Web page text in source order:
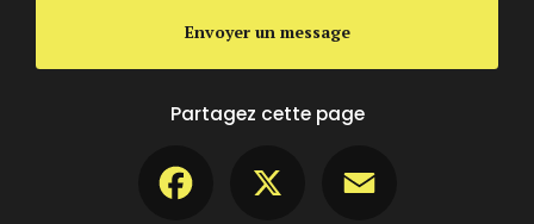
Envoyer un message
Partagez cette page